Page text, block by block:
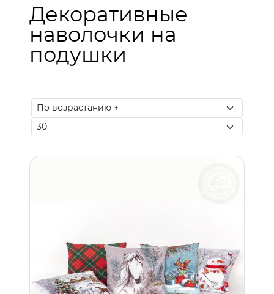
Декоративные
наволочки на
подушки